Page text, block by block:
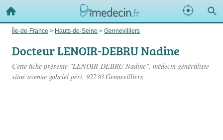
Île-de-France > Hauts-de-Seine > Gennevilliers
Docteur LENOIR-DEBRU Nadine
Cette fiche présente "LENOIR-DEBRU Nadine", médecin généraliste
situé avenue gabriel péri, 92230 Gennevilliers.